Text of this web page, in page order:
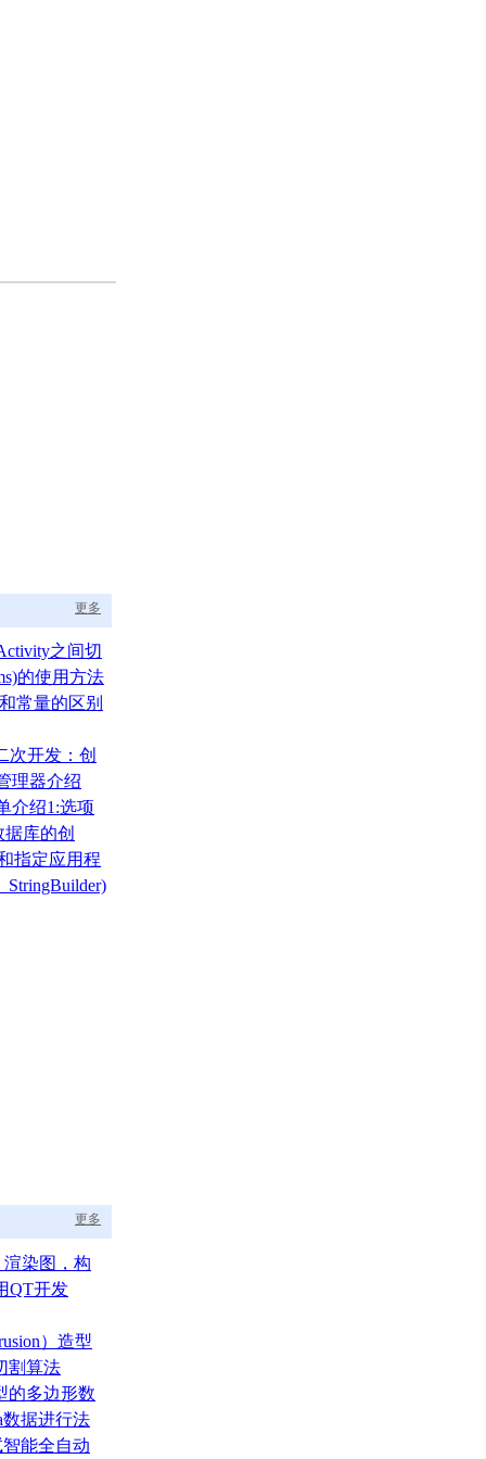
更多
之间切
的使用方法
常量的区别
次开发：创
理器介绍
介绍1:选项
据库的创
还原
指定应用程
StringBuilder)
更多
渲染图，构
调度中枢
QT开发
）造型
割算法
的多边形数
据进行法
能全自动